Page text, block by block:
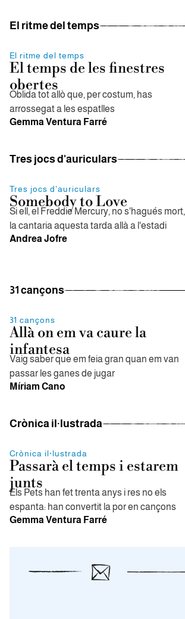
El ritme del temps
El ritme del temps
El temps de les finestres
obertes
Oblida tot allò que, per costum, has
arrossegat a les espatlles
Gemma Ventura Farré
Tres jocs d'auriculars
Tres jocs d'auriculars
Somebody to Love
Si ell, el Freddie Mercury, no s'hagués mort,
la cantaria aquesta tarda allà a l'estadi
Andrea Jofre
31 cançons
31 cançons
Allà on em va caure la
infantesa
Vaig saber que em feia gran quan em van
passar les ganes de jugar
Míriam Cano
Crònica il·lustrada
Crònica il·lustrada
Passarà el temps i estarem
junts
Els Pets han fet trenta anys i res no els
espanta: han convertit la por en cançons
Gemma Ventura Farré